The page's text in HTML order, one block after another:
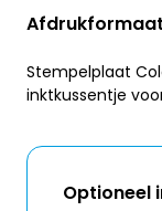
Stempelplaat
inktkussentje
Optioneel